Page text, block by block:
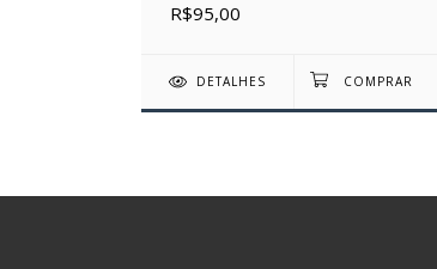
R$95,00
DETALHES